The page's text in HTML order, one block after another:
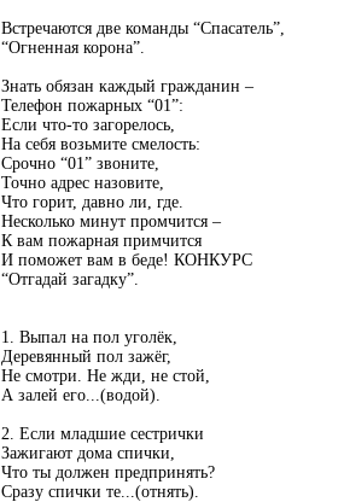
Встречаются две команды “Спасатель”,
“Огненная корона”.
Знать обязан каждый гражданин –
Телефон пожарных “01”:
Если что-то загорелось,
На себя возьмите смелость:
Срочно “01” звоните,
Точно адрес назовите,
Что горит, давно ли, где.
Несколько минут промчится –
К вам пожарная примчится
И поможет вам в беде! КОНКУРС
“Отгадай загадку”.
1. Выпал на пол уголёк,
Деревянный пол зажёг,
Не смотри. Не жди, не стой,
А залей его...(водой).
2. Если младшие сестрички
Зажигают дома спички,
Что ты должен предпринять?
Сразу спички те...(отнять).